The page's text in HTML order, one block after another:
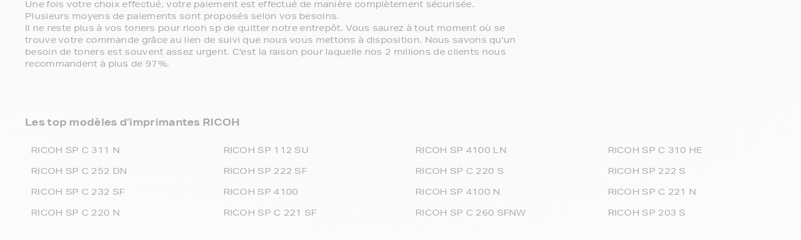
Une fois votre choix effectué, votre paiement est effectué de manière complètement sécurisée.
Plusieurs moyens de paiements sont proposés selon vos besoins.
Il ne reste plus à vos toners pour ricoh sp de quitter notre entrepôt. Vous saurez à tout moment où se
trouve votre commande grâce au lien de suivi que nous vous mettons à disposition. Nous savons qu'un
besoin de toners est souvent assez urgent. C'est la raison pour laquelle nos 2 millions de clients nous
recommandent à plus de 97%.
Les top modèles d’imprimantes RICOH
RICOH SP C 311 N
RICOH SP C 252 DN
RICOH SP C 232 SF
RICOH SP C 220 N
RICOH SP 112 SU
RICOH SP 222 SF
RICOH SP 4100
RICOH SP C 221 SF
RICOH SP 4100 LN
RICOH SP C 220 S
RICOH SP 4100 N
RICOH SP C 260 SFNW
RICOH SP C 310 HE
RICOH SP 222 S
RICOH SP C 221 N
RICOH SP 203 S